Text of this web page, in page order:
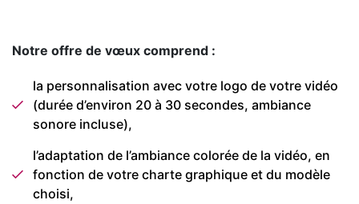
Notre offre de vœux comprend :
la personnalisation avec votre logo de votre vidéo
(durée d’environ 20 à 30 secondes, ambiance
sonore incluse),
l’adaptation de l’ambiance colorée de la vidéo, en
fonction de votre charte graphique et du modèle
choisi,